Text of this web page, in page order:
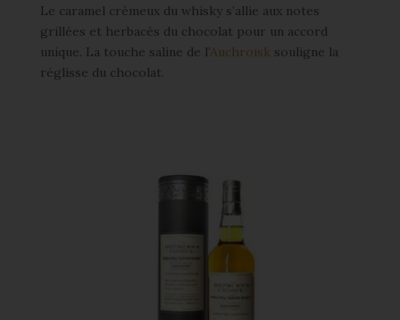
Le caramel crémeux du whisky s’allie aux notes
grillées et herbacés du chocolat pour un accord
unique. La touche saline de l’Auchroisksouligne la
réglisse du chocolat.